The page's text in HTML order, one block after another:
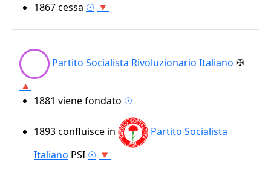
1867cessa ☉ 🔻
Partito Socialista Rivoluzionario Italiano ✠
🔺
1881 viene fondato ☉
1893confluisce in
Partito Socialista
Italiano PSI ☉ 🔻